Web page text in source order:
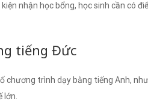
kiện nhận học bổng, học sinh cần có
tiếng Đức
chương trình dạy bằng tiếng Anh,
lớn.